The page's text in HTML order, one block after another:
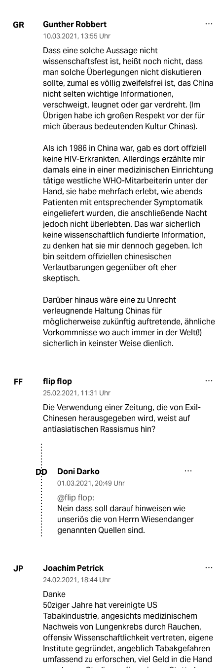
GR Gunther Robbert
10.03.2021, 13:55 Uhr
Dass eine solche Aussage nicht
wissenschaftsfest ist, heißt noch nicht, dass
man solche Überlegungen nicht diskutieren
sollte, zumal es völlig zweifelsfrei ist, das China
nicht selten wichtige Informationen,
verschweigt, leugnet oder gar verdreht. (Im
Übrigen habe ich großen Respekt vor der für
mich überaus bedeutenden Kultur Chinas).
Als ich 1986 in China war, gab es dort offiziell
keine HIV-Erkrankten. Allerdings erzählte mir
damals eine in einer medizinischen Einrichtung
tätige westliche WHO-Mitarbeiterin unter der
Hand, sie habe mehrfach erlebt, wie abends
Patienten mit entsprechender Symptomatik
eingeliefert wurden, die anschließende Nacht
jedoch nicht überlebten. Das war sicherlich
keine wissenschaftlich fundierte Information,
zu denken hat sie mir dennoch gegeben. Ich
bin seitdem offiziellen chinesischen
Verlautbarungen gegenüber oft eher
skeptisch.
Darüber hinaus wäre eine zu Unrecht
verleugnende Haltung Chinas für
möglicherweise zukünftig auftretende, ähnliche
Vorkommnisse wo auch immer in der Welt(!)
sicherlich in keinster Weise dienlich.
FF flip flop
25.02.2021, 11:31 Uhr
Die Verwendung einer Zeitung, die von Exil-
Chinesen herausgegeben wird, weist auf
antiasiatischen Rassismus hin?
DD Doni Darko
01.03.2021, 20:49 Uhr
@flip flop:
Nein dass soll darauf hinweisen wie
unseriös die von Herrn Wiesendanger
genannten Quellen sind.
JP Joachim Petrick
24.02.2021, 18:44 Uhr
Danke
50ziger Jahre hat vereinigte US
Tabakindustrie, angesichts medizinischem
Nachweis von Lungenkrebs durch Rauchen,
offensiv Wissenschaftlichkeit vertreten, eigene
Institute gegründet, angeblich Tabakgefahren
umfassend zu erforschen, viel Geld in die Hand